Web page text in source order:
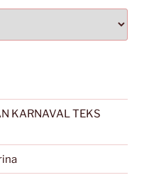
KARNAVAL TEKS